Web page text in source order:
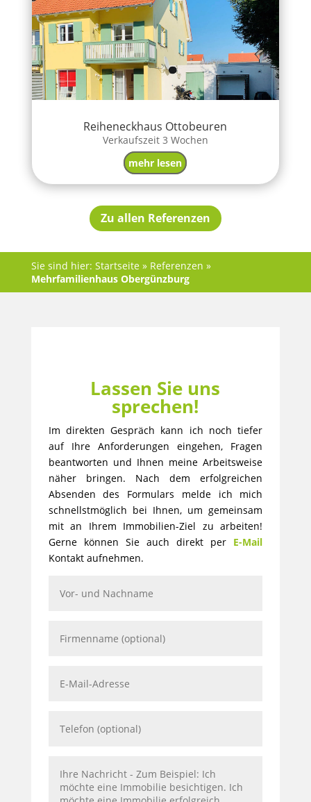
Reiheneckhaus Ottobeuren
Verkaufszeit 3 Wochen
mehr lesen
Zu allen Referenzen
Sie sind hier: Startseite» Referenzen »
Mehrfamilienhaus Obergünzburg
Lassen Sie uns
sprechen!
Im direkten Gespräch kann ich noch tiefer
auf Ihre Anforderungen eingehen, Fragen
beantworten und Ihnen meine Arbeitsweise
näher bringen. Nach dem erfolgreichen
Absenden des Formulars melde ich mich
schnellstmöglich bei Ihnen, um gemeinsam
mit an Ihrem Immobilien-Ziel zu arbeiten!
Gerne können Sie auch direkt per E-Mail
Kontakt aufnehmen.